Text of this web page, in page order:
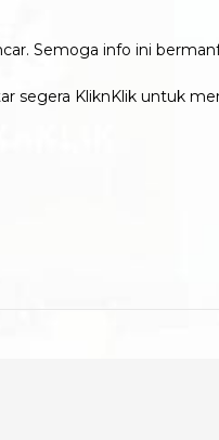
Semoga info ini
KliknKlik untuk